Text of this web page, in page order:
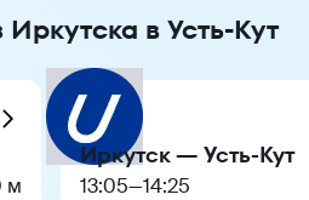
в Усть-Кут
м
Иркутск — Усть-Кут
13:05—14:25